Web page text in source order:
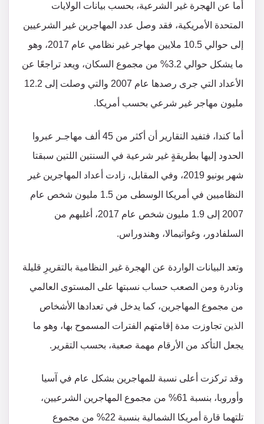
أما عن الهجرة غير الشرعية، بحسب بيانات الولايات
المتحدة الأمريكية، فقد وصل عدد المهاجرين غير الشرعيين
إلى حوالي 10.5 ملايين مهاجر غير نظامي عام 2017، وهو
ما يشكل حوالي 3.2% من مجموع السكان، ويعد تراجعًا عن
الأعداد التي جرى رصدها عام 2007 والتي وصلت إلى 12.2
مليون مهاجر غير شرعي بحسب أمريكا.
أما كندا، فتفيد التقارير أن أكثر من 45 ألف مهاجـر عبروا
الحدود إليها بطريقةٍ غير شرعية في السنتين اللتين سبقتا
شهر يونيو 2019، وفي المقابل، زادت أعداد المهاجرين غير
النظاميين في أمريكا الوسطى من 1.5 مليون شخص عام
2007 إلى 1.9 مليون شخص عام 2017، أغلبهم من
السلفادور، وغواتيمالا، وهندوراس.
وتعد البيانات الواردة عن الهجرة غير النظامية بالتقريرِ قليلة
ونادرة ومن الصعب حساب نسبتها على المستوى العالمي
من مجموع المهاجرين، كما يدخل في تعدادها الأشخاص
الذين تجاوزت مدة إقامتهم الفترات المسموح بها، وهو ما
يجعل التأكد من الأرقام مهمة صعبة، بحسب التقرير.
وقد تركزت أعلى نسبة للمهاجرين بشكل عام في آسيا
وأوروبا، بنسبة 61% من مجموع المهاجرين الشرعيين،
تلتهما قارة أمريكا الشمالية بنسبة 22% من مجموع